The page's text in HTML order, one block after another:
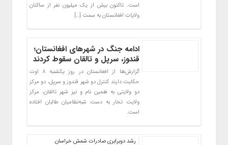
است. تاکنون بیش از یک میلیون نفر از ساکنان
ولایات افغانستان به سمت […]
ادامه جنگ در شهرهای‌ افغانستان؛
قندوز، سرپل و تالقان سقوط کردند
گزارش‌ها از افغانستان در روز یکشنبه ۸ اوت
حکایت دارند کنترل دو شهر قندوز و سرپل، دو مرکز
دو ولایتی به همین نام و نیز شهر تالقان، مرکز
ولایت تخار به دست شبه‌نظامیان طالبان افتاده
است.
رشد دوبرابری صادرات شمش خراسان